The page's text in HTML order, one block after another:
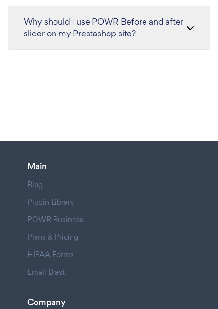
Why should I use POWR Before and after
slider on my Prestashop site?
Main
Blog
Plugin Library
POWR Business
Plans & Pricing
HIPAA Forms
Email Blast
Company